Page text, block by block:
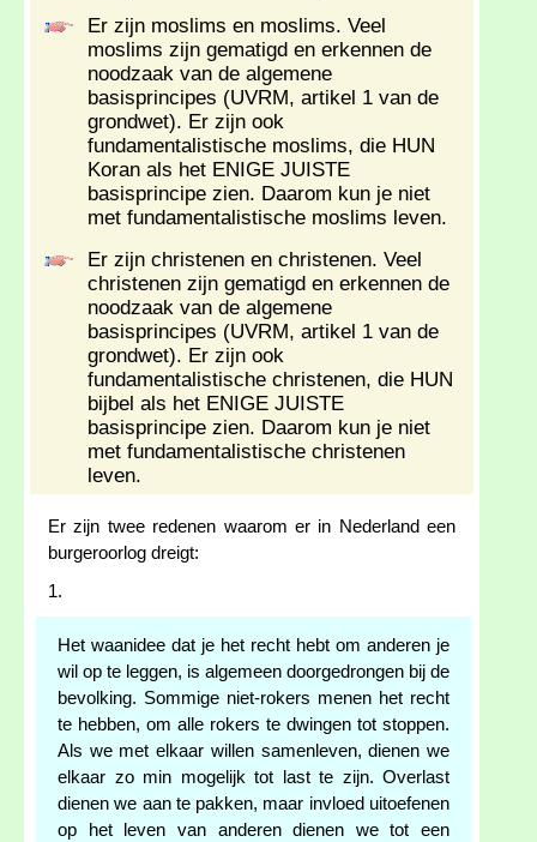
Er zijn moslims en moslims. Veel
moslims zijn gematigd en erkennen de
noodzaak van de algemene
basisprincipes (UVRM, artikel 1 van de
grondwet). Er zijn ook
fundamentalistische moslims, die HUN
Koran als het ENIGE JUISTE
basisprincipe zien. Daarom kun je niet
met fundamentalistische moslims leven.
Er zijn christenen en christenen. Veel
christenen zijn gematigd en erkennen de
noodzaak van de algemene
basisprincipes (UVRM, artikel 1 van de
grondwet). Er zijn ook
fundamentalistische christenen, die HUN
bijbel als het ENIGE JUISTE
basisprincipe zien. Daarom kun je niet
met fundamentalistische christenen
leven.
Er zijn twee redenen waarom er in Nederland een
burgeroorlog dreigt:
1.
Het waanidee dat je het recht hebt om anderen je
wil op te leggen, is algemeen doorgedrongen bij de
bevolking. Sommige niet-rokers menen het recht
te hebben, om alle rokers te dwingen tot stoppen.
Als we met elkaar willen samenleven, dienen we
elkaar zo min mogelijk tot last te zijn. Overlast
dienen we aan te pakken, maar invloed uitoefenen
op het leven van anderen dienen we tot een